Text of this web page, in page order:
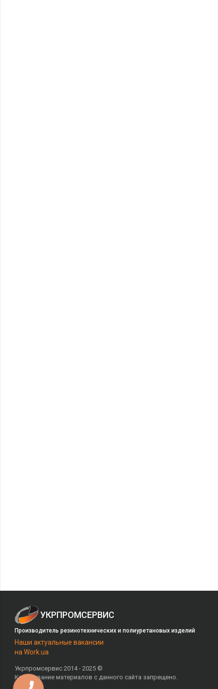
УКРПРОМСЕРВИС
Производитель резинотехнических и полиуретановых изделий
Наши актуальные вакансии
на Work.ua
Укрпромсервис 2014 - 2025 ©
Копирование материалов с данного сайта запрещено.